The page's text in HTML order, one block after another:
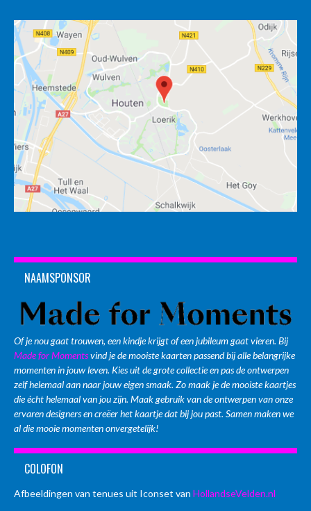
NAAMSPONSOR
Of je nou gaat trouwen, een kindje krijgt of een jubileum gaat vieren. Bij
Made for Momentsvind je de mooiste kaarten passend bij alle belangrijke
momenten in jouw leven. Kies uit de grote collectie en pas de ontwerpen
zelf helemaal aan naar jouw eigen smaak. Zo maak je de mooiste kaartjes
die écht helemaal van jou zijn. Maak gebruik van de ontwerpen van onze
ervaren designers en creëer het kaartje dat bij jou past. Samen maken we
al die mooie momenten onvergetelijk!
COLOFON
Afbeeldingen van tenues uit Iconset van HollandseVelden.nl